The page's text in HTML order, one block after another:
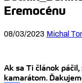
Eremocénu
08/03/2023 Michal
Ak sa Ti článok
kamarátom.